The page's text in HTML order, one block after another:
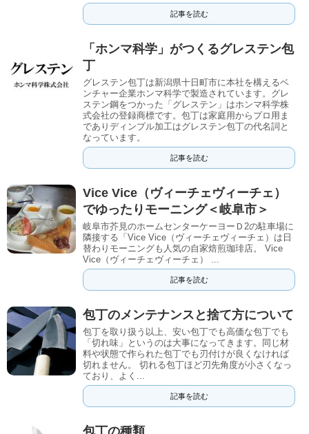
記事を読む
「ホンマ科学」がつくるグレステン包
丁
グレステン包丁は新潟県十日町市に本社を構えるベ
ンチャー企業ホンマ科学で製造されています。グレ
ステン鋼をつかった「グレステン」はホンマ科学株
式会社の登録商標です。包丁は家庭用からプロ用ま
でありディンプル加工はグレステン包丁の代名詞と
なっています。
記事を読む
Vice Vice（ヴィーチェヴィーチェ）
でゆったりモーニング＜岐阜市＞
岐阜市芥見のホームセンターケーヨーＤ2の駐車場に
隣接する「Vice Vice（ヴィーチェヴィーチェ）は日
替わりモーニングも人気の自家焙煎珈琲店。 Vice
Vice（ヴィーチェヴィーチェ） ...
記事を読む
包丁のメンテナンスと捨て方について
包丁を取り扱う以上、安い包丁でも高価な包丁でも
「切れ味」というのは大事になってきます。同じ材
料や状態で作られた包丁でも刃付けが良くなければ
切れません。 切れる包丁ほど刃先角度が小さくなっ
ており、よく...
記事を読む